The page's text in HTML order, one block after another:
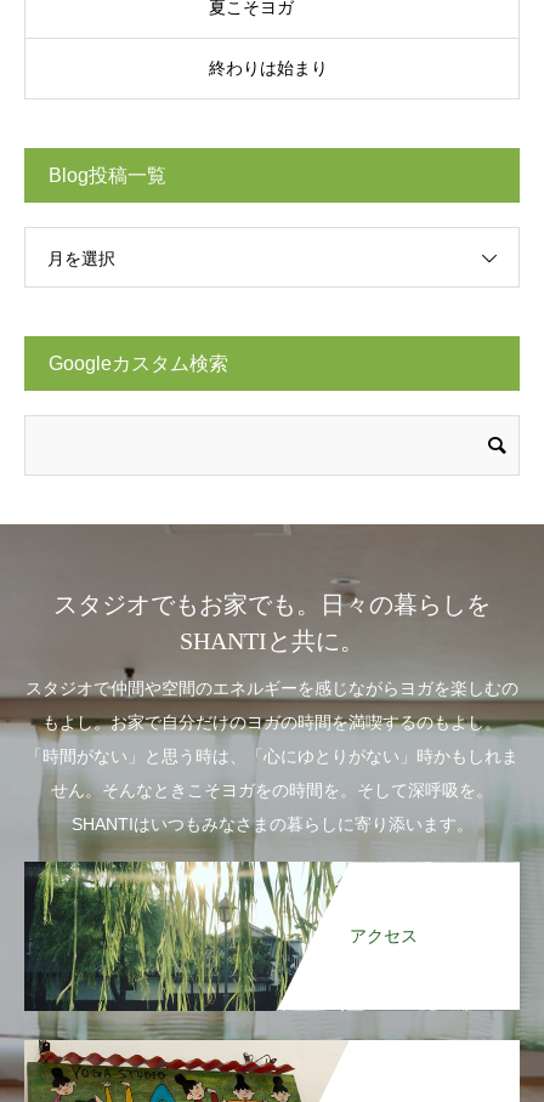
夏こそヨガ
終わりは始まり
Blog投稿一覧
月を選択
Googleカスタム検索
スタジオでもお家でも。日々の暮らしを
SHANTIと共に。
スタジオで仲間や空間のエネルギーを感じながらヨガを楽しむの
もよし。お家で自分だけのヨガの時間を満喫するのもよし。
「時間がない」と思う時は、「心にゆとりがない」時かもしれま
せん。そんなときこそヨガをの時間を。そして深呼吸を。
SHANTIはいつもみなさまの暮らしに寄り添います。
アクセス